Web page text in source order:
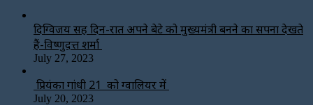
दिग्विजय सिंह दिन-रात अपने बेटे को मुख्यमंत्री बनने का सपना देखते
हैं-विष्णुदत्त शर्मा
July 27, 2023
प्रियंका गांधी 21 को ग्वालियर में
July 20, 2023